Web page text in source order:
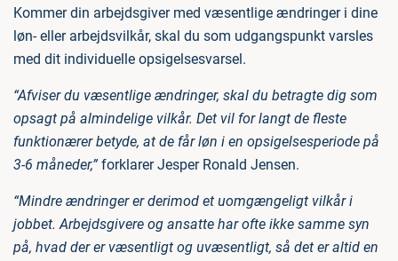
Kommer din arbejdsgiver med væsentlige ændringer i dine
løn- eller arbejdsvilkår, skal du som udgangspunkt varsles
med dit individuelle opsigelsesvarsel.
“Afviser du væsentlige ændringer, skal du betragte dig som
opsagt på almindelige vilkår. Det vil for langt de fleste
funktionærer betyde, at de får løn i en opsigelsesperiode på
3-6 måneder,”forklarer Jesper Ronald Jensen.
“Mindre ændringer er derimod et uomgængeligt vilkår i
jobbet. Arbejdsgivere og ansatte har ofte ikke samme syn
på, hvad der er væsentligt og uvæsentligt, så det er altid en